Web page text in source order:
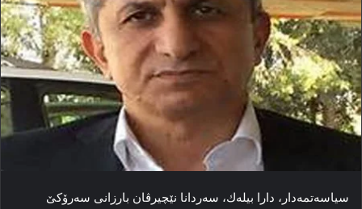
سیاسەتمەدار، دارا بیلەك، سەردانا نێچیرڤان بارزانی سەرۆكێ